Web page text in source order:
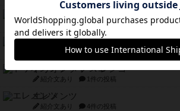
紹介文なし 2件の投稿
コレクト！
紹介文なし 1件の投稿
トリオンフ ア マレンゴ
紹介文あり 1件の投稿
エレメンツ
紹介文あり 4件の投稿